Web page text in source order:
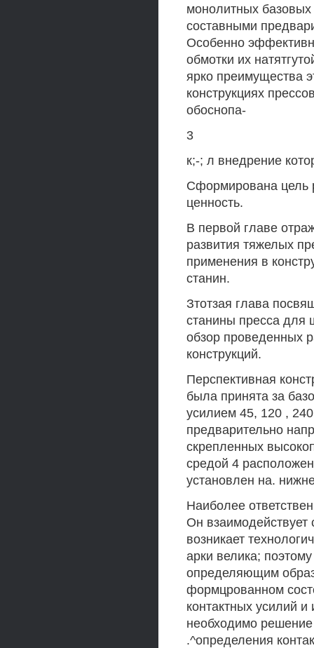
монолитных
составными
Особенно
обмотки их
ярко преимущества
конструкциях
обоснопа-
3
к;-; л внедрение
Сформирована цель
ценность.
В первой главе
развития тяжелых
применения в
станин.
Зтотзая глава
станины пресса для
обзор проведенных
конструкций.
Перспективная
была принята за
усилием 45, 120 ,
предварительно
скрепленных
средой 4
установлен на.
Наиболее
Он взаимодействует
возникает
арки велика;
определяющим
формцрованном
контактных усилий и
необходимо решение
.^определения